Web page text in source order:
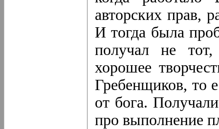
авторских прав,
И тогда была
получал не
хорошее
Гребенщиков, то
от бога.
про выполнение